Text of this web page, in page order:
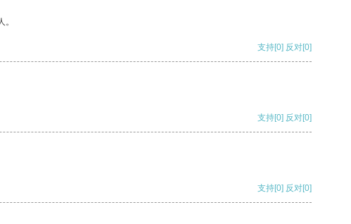
支持[0] 反对[0]
支持[0] 反对[0]
支持[0] 反对[0]